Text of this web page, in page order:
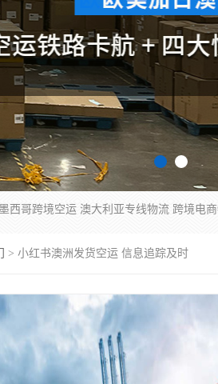
> 小红书澳洲发货空运 信息追踪及时